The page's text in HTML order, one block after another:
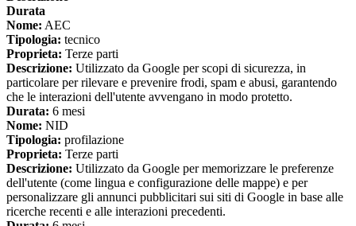
Durata
Nome: AEC
Tipologia: tecnico
Proprieta: Terze parti
Descrizione: Utilizzato da Google per scopi di sicurezza, in
particolare per rilevare e prevenire frodi, spam e abusi, garantendo
che le interazioni dell'utente avvengano in modo protetto.
Durata: 6 mesi
Nome: NID
Tipologia: profilazione
Proprieta: Terze parti
Descrizione: Utilizzato da Google per memorizzare le preferenze
dell'utente (come lingua e configurazione delle mappe) e per
personalizzare gli annunci pubblicitari sui siti di Google in base alle
ricerche recenti e alle interazioni precedenti.